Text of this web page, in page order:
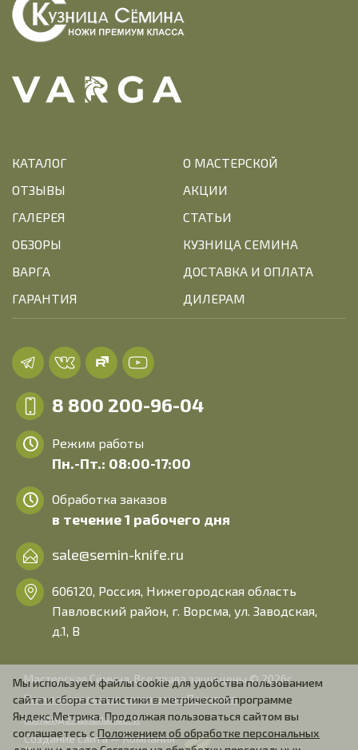
КАТАЛОГ
О МАСТЕРСКОЙ
ОТЗЫВЫ
АКЦИИ
ГАЛЕРЕЯ
СТАТЬИ
ОБЗОРЫ
КУЗНИЦА СЕМИНА
ВАРГА
ДОСТАВКА И ОПЛАТА
ГАРАНТИЯ
ДИЛЕРАМ
8 800 200-96-04
Режим работы
Пн.-Пт.: 08:00-17:00
Обработка заказов
в течение 1 рабочего дня
sale@semin-knife.ru
606120, Россия, Нижегородская область
Павловский район, г. Ворсма, ул. Заводская,
д.1, В
Мастерская Сёмина. Все права защищены © 2026г.
Пользовательское соглашениеПолитика
конфиденциальности
Создание сайта — Компания
Мы используем файлы cookie для удобства пользованием
сайта и сбора статистики в метрической программе
Яндекс.Метрика. Продолжая пользоваться сайтом вы
соглашаетесь сПоложением об обработке персональных